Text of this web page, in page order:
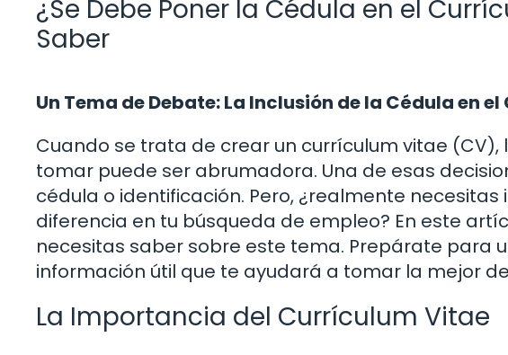
¿Se Debe Poner la Cédula en el
Saber
Un Tema de Debate: La Inclusión de la Cédula en
Cuando se trata de crear un currículum vitae
tomar puede ser abrumadora. Una de esas
cédula o identificación. Pero, ¿realmente necesitas
diferencia en tu búsqueda de empleo? En este
necesitas saber sobre este tema. Prepárate para
información útil que te ayudará a tomar la mejor
La Importancia del Currículum Vitae